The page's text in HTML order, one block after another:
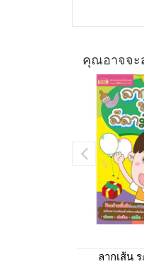
คุณอาจจะ
ลากเส้น